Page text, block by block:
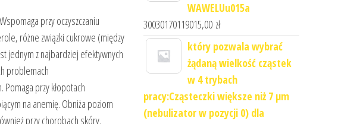
przy oczyszczaniu
różne związki cukrowe (między
jednym z najbardziej efektywnych
problemach
przy kłopotach
na anemię. Obniża poziom
przy chorobach skóry.
WAWELUu015a
30030170119015,00 zł
który pozwala wybrać
żądaną wielkość cząstek
w 4 trybach
pracy:Cząsteczki większe niż 7 μm
(nebulizator w pozycji 0) dla